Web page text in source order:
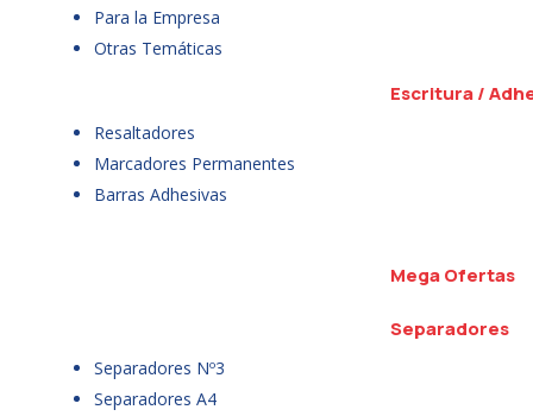
Para la Empresa
Otras Temáticas
Escritura /
Resaltadores
Marcadores Permanentes
Barras Adhesivas
Mega Ofertas
Separadores
Separadores Nº3
Separadores A4